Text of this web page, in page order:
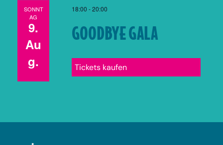
SONNT
AG
9.
Au
g.
18:00 -20:00
GOODBYE GALA
Tickets kaufen